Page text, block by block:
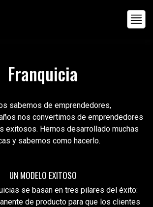
Franquicia
sabemos de emprendedores,
nos convertimos de emprendedores
exitosos. Hemos desarrollado muchas
y sabemos como hacerlo.
UN MODELO EXITOSO
se basan en tres pilares del éxito:
de producto para que los clientes